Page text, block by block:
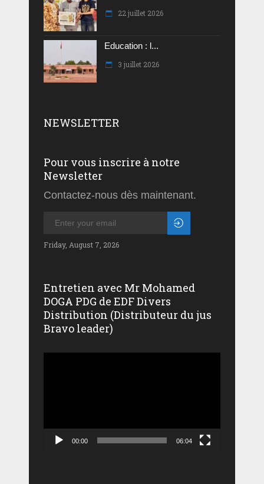
22 juillet 2026
Education : l...
3 juillet 2026
NEWSLETTER
Pour vous inscrire à notre
Newsletter
Contactez-nous dès maintenant.
Friday, August 7, 2026
Entretien avec Mr Mohamed
DOGA PDG de EDF Divers
Distribution (Distributeur du jus
Bravo leader)
00:00 06:04